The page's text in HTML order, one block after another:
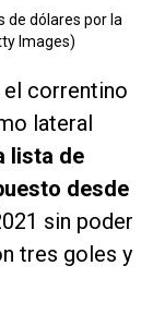
de dólares por la
Images)
correntino
lateral
lista de
desde
sin poder
tres goles y